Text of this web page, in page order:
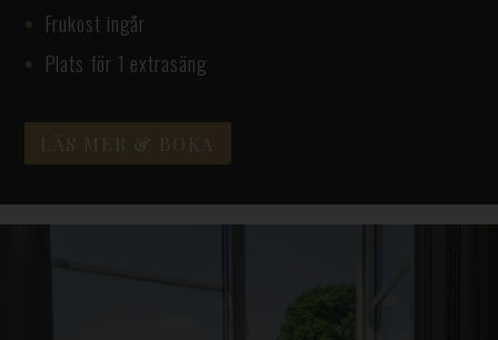
Frukost ingår
Plats för 1 extrasäng
LÄS MER & BOKA